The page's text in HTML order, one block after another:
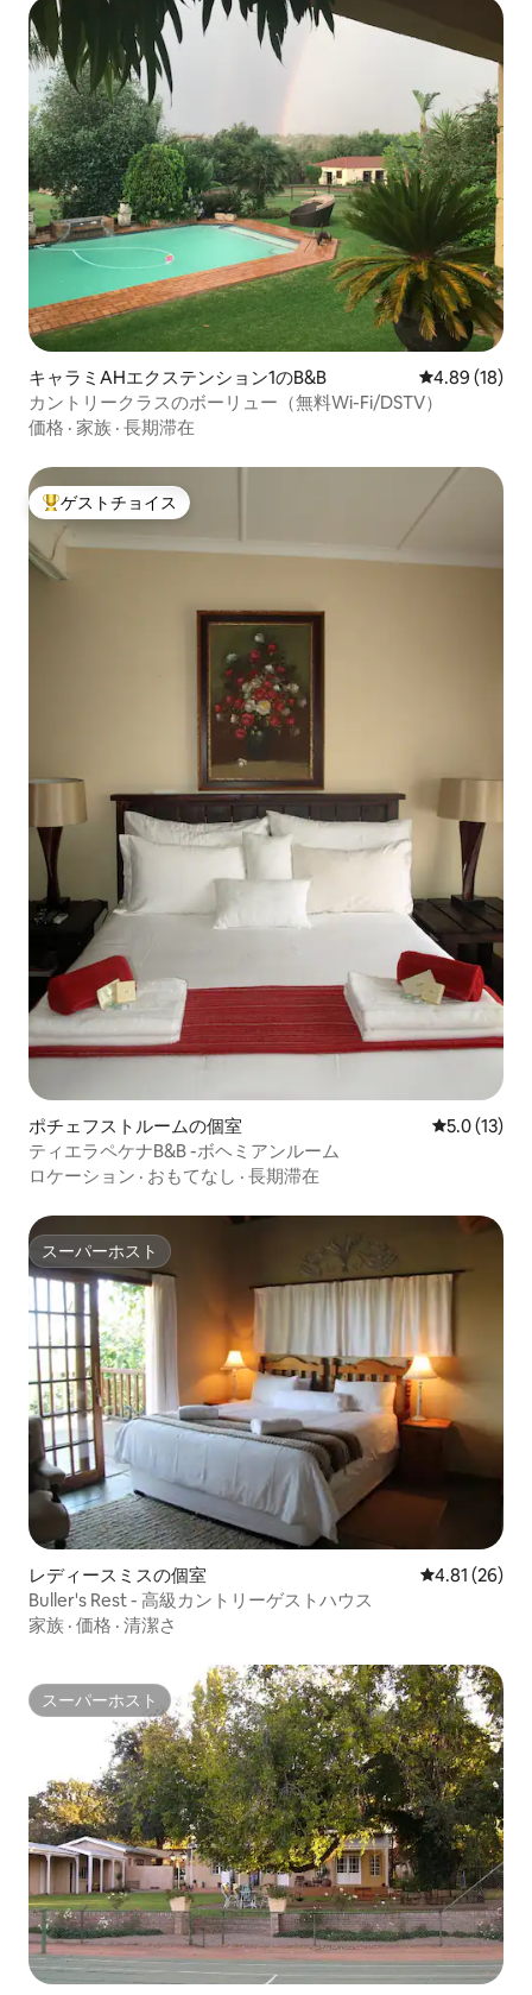
キャラミAHエクステンション1のB&B レビュー18
4.89 (18)
カントリークラスのボーリュー（無料Wi-Fi/DSTV）
価格 · 家族 · 長期滞在
大好評のゲストチョイスです。
ゲストチョイス
ポチェフストルームの個室 レビュー13
5.0 (13)
ティエラペケナB&B -ボヘミアンルーム
ロケーション · おもてなし · 長期滞在
スーパーホスト
スーパーホスト
レディースミスの個室 レビュー26
4.81 (26)
Buller's Rest - 高級カントリーゲストハウス
家族 · 価格 · 清潔さ
スーパーホスト
スーパーホスト